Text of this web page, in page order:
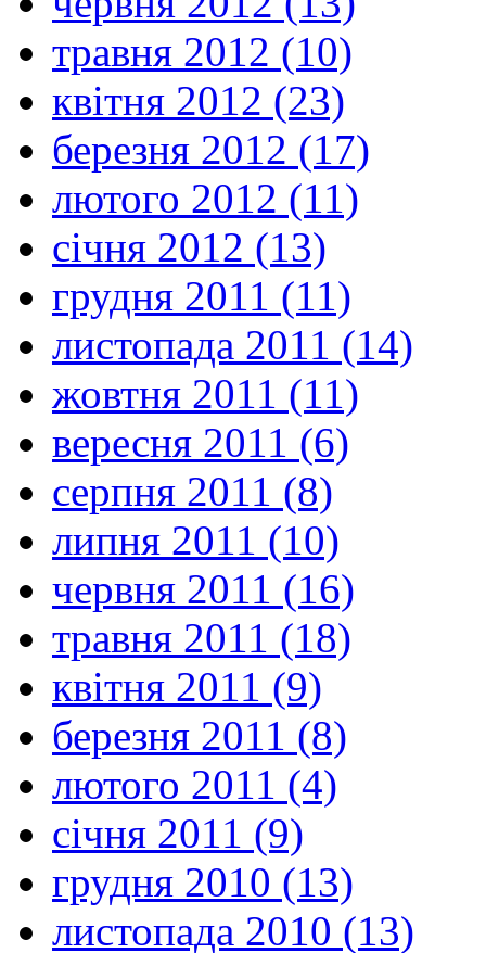
травня 2012 (10)
квітня 2012 (23)
березня 2012 (17)
лютого 2012 (11)
січня 2012 (13)
грудня 2011 (11)
листопада 2011 (14)
жовтня 2011 (11)
вересня 2011 (6)
серпня 2011 (8)
липня 2011 (10)
червня 2011 (16)
травня 2011 (18)
квітня 2011 (9)
березня 2011 (8)
лютого 2011 (4)
січня 2011 (9)
грудня 2010 (13)
листопада 2010 (13)